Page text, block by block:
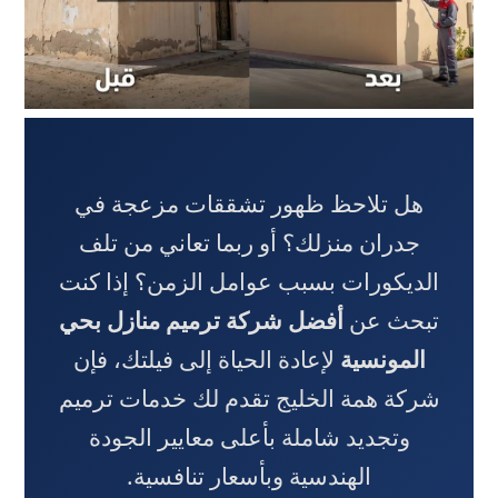
هل تلاحظ ظهور تشققات مزعجة في
جدران منزلك؟ أو ربما تعاني من تلف
الديكورات بسبب عوامل الزمن؟ إذا كنت
تبحث عن أفضل شركة ترميم منازل بحي
المونسية لإعادة الحياة إلى فيلتك، فإن
شركة همة الخليج تقدم لك خدمات ترميم
وتجديد شاملة بأعلى معايير الجودة
الهندسية وبأسعار تنافسية.